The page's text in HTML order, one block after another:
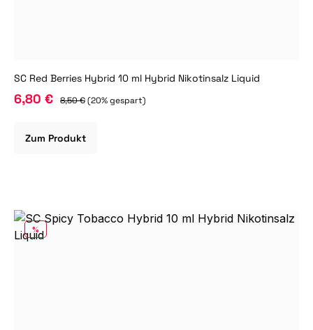
SC Red Berries Hybrid 10 ml Hybrid Nikotinsalz Liquid
6,80 € 8,50 €(20% gespart)
Zum Produkt
RABATT
%